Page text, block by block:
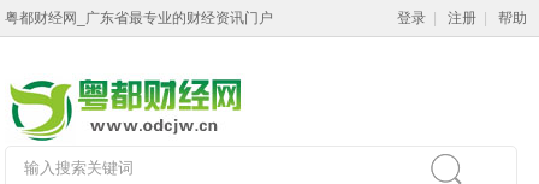
粤都财经网_广东省最专业的财经资讯门户 登录 注册 帮助